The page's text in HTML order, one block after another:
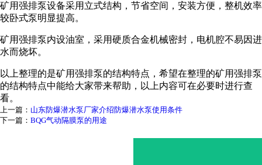
矿用强排泵设备采用立式结构，节省空间，安装方便，整机效率
较卧式泵明显提高。
矿用强排泵内设油室，采用硬质合金机械密封，电机腔不易因进
水而烧坏。
以上整理的是矿用强排泵的结构特点，希望在整理的矿用强排泵
的结构特点中能给大家带来帮助，以上内容可在必要时进行查
看。
上一篇： 山东防爆潜水泵厂家介绍防爆潜水泵使用条件
下一篇： BQG气动隔膜泵的用途